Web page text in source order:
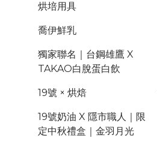
烘培用具
喬伊鮮乳
獨家聯名｜台鋼雄鷹 X
TAKAO白脫蛋白飲
19號 × 烘焙
19號奶油 X 隱市職人｜限
定中秋禮盒｜金羽月光